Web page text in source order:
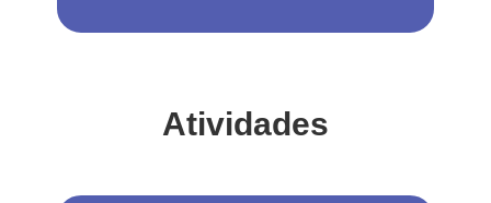
Atividades